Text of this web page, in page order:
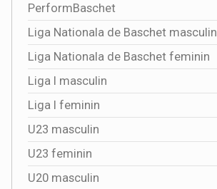
PerformBaschet
Liga Nationala de Baschet masculin
Liga Nationala de Baschet feminin
Liga I masculin
Liga I feminin
U23 masculin
U23 feminin
U20 masculin